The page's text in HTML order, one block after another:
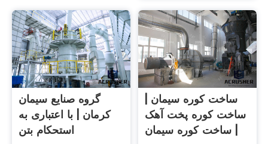
گروه صنایع سیمان
کرمان | با اعتباری به
استحکام بتن
ساخت کوره سیمان |
ساخت کوره پخت آهک
| ساخت کوره سیمان